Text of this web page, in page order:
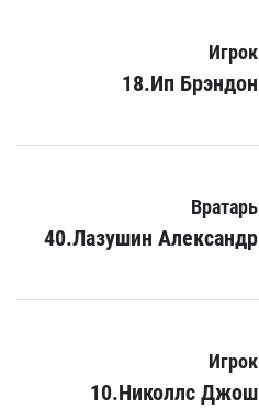
Игрок
18.Ип Брэндон
Вратарь
40.Лазушин Александр
Игрок
10.Николлс Джош